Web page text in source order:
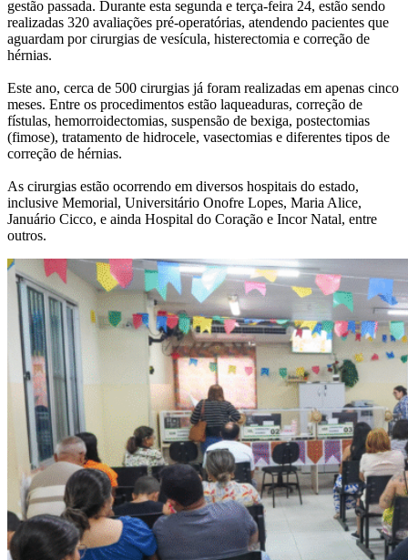
gestão passada. Durante esta segunda e terça-feira 24, estão sendo
realizadas 320 avaliações pré-operatórias, atendendo pacientes que
aguardam por cirurgias de vesícula, histerectomia e correção de
hérnias.
Este ano, cerca de 500 cirurgias já foram realizadas em apenas cinco
meses. Entre os procedimentos estão laqueaduras, correção de
fístulas, hemorroidectomias, suspensão de bexiga, postectomias
(fimose), tratamento de hidrocele, vasectomias e diferentes tipos de
correção de hérnias.
As cirurgias estão ocorrendo em diversos hospitais do estado,
inclusive Memorial, Universitário Onofre Lopes, Maria Alice,
Januário Cicco, e ainda Hospital do Coração e Incor Natal, entre
outros.